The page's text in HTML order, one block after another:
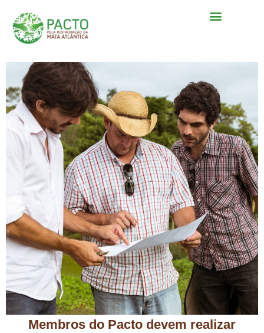
Membros do Pacto devem realizar